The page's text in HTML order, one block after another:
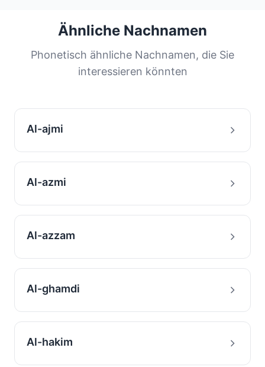
werden von einem großen Teil der
Bevölkerung geteilt. Diese Verteilung hilft uns,
die Ursprünge und Migrationsgeschichte von
Familien mit diesem Nachnamen zu verstehen.
Ähnliche Nachnamen
Phonetisch ähnliche Nachnamen, die Sie
interessieren könnten
Al-ajmi
Al-azmi
Al-azzam
Al-ghamdi
Al-hakim